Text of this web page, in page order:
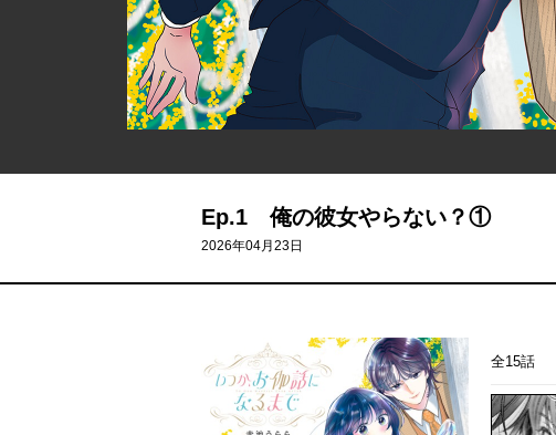
Ep.1 俺の彼女やらない？①
2026年04月23日
全15話